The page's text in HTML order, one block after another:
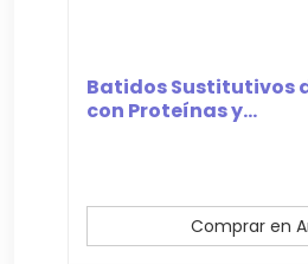
Batidos Sustitutivos
con Proteínas y...
Comprar en